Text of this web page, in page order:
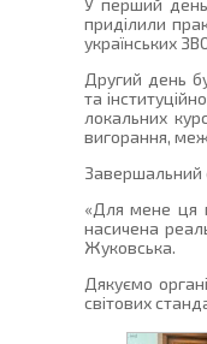
У перший день
приділили
українських
Другий день
та
локальних
вигорання,
Завершальний
«Для мене ця
насичена
Жуковська.
Дякуємо
світових